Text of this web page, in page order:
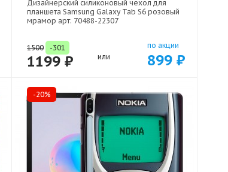
Дизайнерский силиконовый чехол для
планшета Samsung Galaxy Tab S6 розовый
мрамор арт: 70488-22307
1500 -301
1199 ₽ или
по акции
899 ₽
-20%